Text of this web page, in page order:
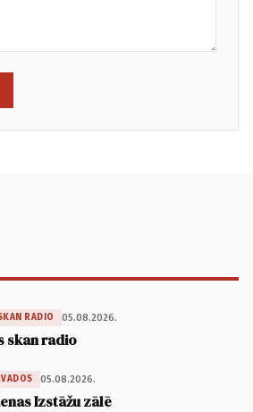
RADIO 05.08.2026.
skan radio
05.08.2026.
Izstāžu zālē